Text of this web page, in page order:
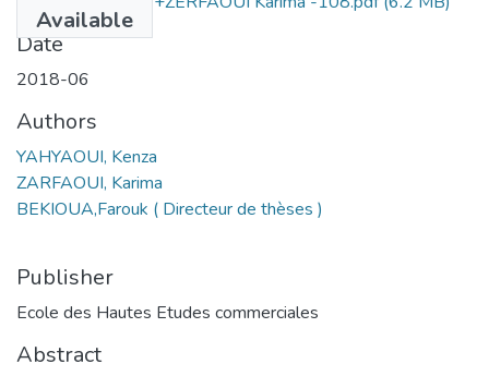
Available
Date
2018-06
Authors
YAHYAOUI, Kenza
ZARFAOUI, Karima
BEKIOUA,Farouk ( Directeur de thèses )
Publisher
Ecole des Hautes Etudes commerciales
Abstract